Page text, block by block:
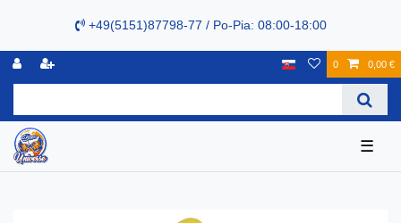
+49(5151)87798-77 / Po-Pia: 08:00-18:00
0 0,00 €
☰